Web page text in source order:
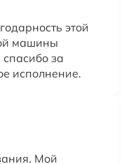
этой
машины
за
исполнение.
Мой